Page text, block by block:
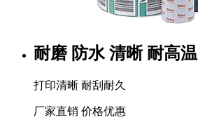
耐磨 防水 清晰 耐高温
打印清晰 耐刮耐久
厂家直销 价格优惠